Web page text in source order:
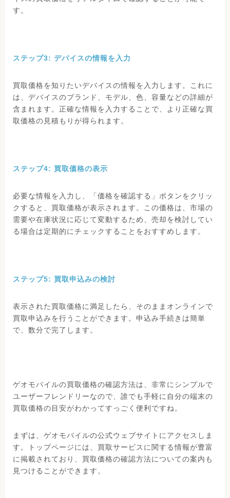
す。
ステップ3: デバイスの情報を入力
買取価格を知りたいデバイスの情報を入力します。これに
は、デバイスのブランド、モデル、色、容量などの詳細が
含まれます。正確な情報を入力することで、より正確な買
取価格の見積もりが得られます。
ステップ4: 買取価格の表示
必要な情報を入力し、「価格を確認する」ボタンをクリッ
クすると、買取価格が表示されます。この価格は、市場の
需要や在庫状況に応じて変動するため、売却を検討してい
る場合は定期的にチェックすることをおすすめします。
ステップ5: 買取申込みの検討
表示された買取価格に満足したら、そのままオンラインで
買取申込みを行うことができます。申込み手続きは簡単
で、数分で完了します。
ゲオモバイルの買取価格の確認方法は、非常にシンプルで
ユーザーフレンドリーなので、誰でも手軽に自分の端末の
買取価格の目安がわかってすっごく便利ですね。
まずは、ゲオモバイルの公式ウェブサイトにアクセスしま
す。トップページには、買取サービスに関する情報が豊富
に掲載されており、買取価格の確認方法についての案内も
見つけることができます。